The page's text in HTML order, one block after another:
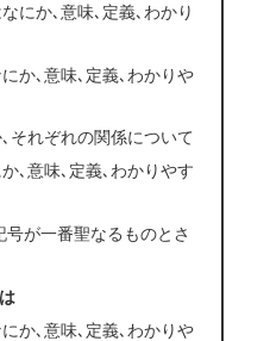
にか､意味､定義､わかり
か､意味､定義､わかりや
それぞれの関係について
､意味､定義､わかりやす
号が一番聖なるものとさ
か､意味､定義､わかりや